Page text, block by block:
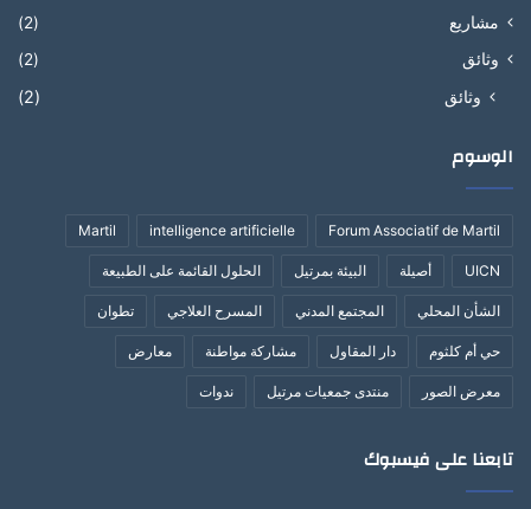
مشاريع
(2)
وثائق
(2)
وثائق (2)
الوسوم
Forum Associatif de Martil
intelligence artificielle
Martil
UICN أصيلة البيئة بمرتيل الحلول القائمة على الطبيعة
الشأن المحلي المجتمع المدني المسرح العلاجي تطوان
حي أم كلثوم دار المقاول مشاركة مواطنة معارض
معرض الصور منتدى جمعيات مرتيل ندوات
تابعنا على فيسبوك